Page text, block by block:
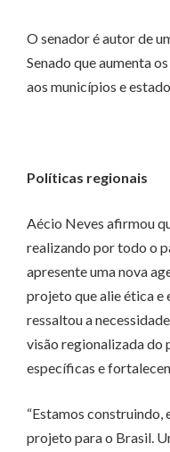
O senador é autor de
Senado que aumenta
aos municípios e
Políticas regionais
Aécio Neves afirmou
realizando por todo o
apresente uma nova
projeto que alie ética
ressaltou a
visão regionalizada do
específicas e
“Estamos construindo,
projeto para o Brasil.